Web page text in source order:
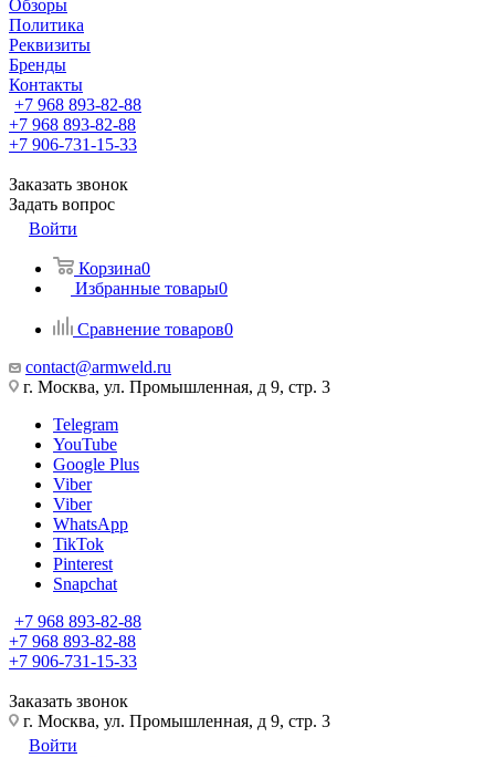
Обзоры
Политика
Реквизиты
Бренды
Контакты
+7 968 893-82-88
+7 968 893-82-88
+7 906-731-15-33
Заказать звонок
Задать вопрос
Войти
Корзина0
Избранные товары0
Сравнение товаров0
contact@armweld.ru
г. Москва, ул. Промышленная, д 9, стр. 3
Telegram
YouTube
Google Plus
Viber
Viber
WhatsApp
TikTok
Pinterest
Snapchat
+7 968 893-82-88
+7 968 893-82-88
+7 906-731-15-33
Заказать звонок
г. Москва, ул. Промышленная, д 9, стр. 3
Войти